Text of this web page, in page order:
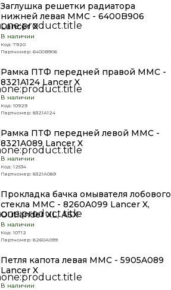
Заглушка решетки радиатора
нижней левая MMC - 6400B906
Lancer X
В наличии
Код: 7920
Партномер: 6400B906
Рамка ПТФ передней правой MMC -
8321A124 Lancer X
В наличии
Код: 10929
Партномер: 8321A124
Рамка ПТФ передней левой MMC -
8321A089 Lancer X
В наличии
Код: 12534
Партномер: 8321A089
Прокладка бачка омывателя лобового
стекла MMC - 8260A099 Lancer X,
Outlander XL, ASX
В наличии
Код: 10712
Партномер: 8260A099
Петля капота левая MMC - 5905A089
Lancer X
В наличии